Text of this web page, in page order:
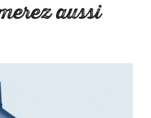
aussi